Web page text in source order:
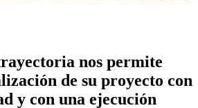
nos permite
de su proyecto con
y con una ejecución